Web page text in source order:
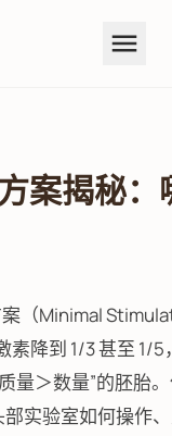
menu
案揭秘：
（Minimal
素降到 1/3 甚至 1/
量＞数量”的胚胎
实验室如何操作